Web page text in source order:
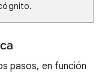
pasos, en función